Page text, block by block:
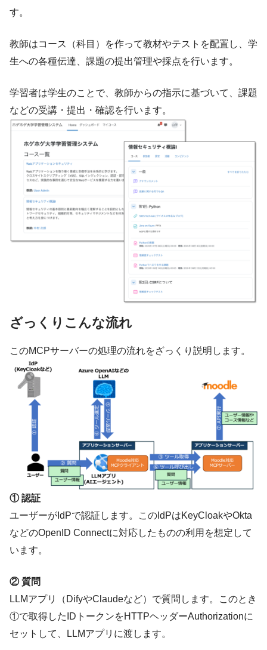
す。
教師はコース（科目）を作って教材やテストを配置し、学
生への各種伝達、課題の提出管理や採点を行います。
学習者は学生のことで、教師からの指示に基づいて、課題
などの受講・提出・確認を行います。
ざっくりこんな流れ
このMCPサーバーの処理の流れをざっくり説明します。
① 認証
ユーザーがIdPで認証します。このIdPはKeyCloakやOkta
などのOpenID Connectに対応したものの利用を想定して
います。
② 質問
LLMアプリ（DifyやClaudeなど）で質問します。このとき
①で取得したIDトークンをHTTPヘッダーAuthorizationに
セットして、LLMアプリに渡します。